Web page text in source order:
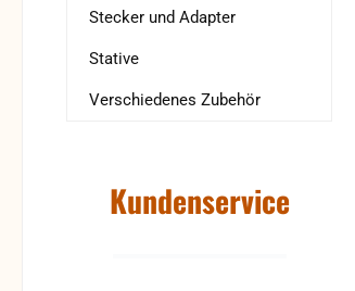
Stecker und Adapter
Stative
Verschiedenes Zubehör
Kundenservice